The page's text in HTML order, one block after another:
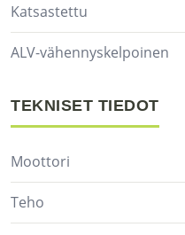
Katsastettu
ALV-vähennyskelpoinen
TEKNISET TIEDOT
Moottori
Teho